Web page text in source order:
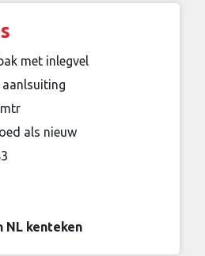
met inlegvel
aanlsuiting
als nieuw
NL kenteken